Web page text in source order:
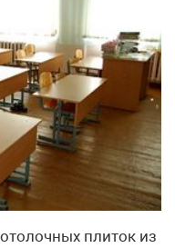
плиток из